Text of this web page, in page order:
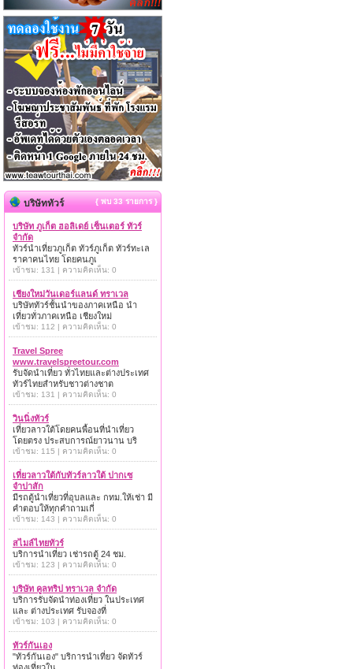
บริษัททัวร์ { พบ 33 รายการ }
บริษัท ภูเก็ต ฮอลิเดย์ เซ็นเตอร์ ทัวร์
จำกัด
ทัวร์นำเที่ยวภูเก็ต ทัวร์ภูเก็ต ทัวร์ทะเล
ราคาคนไทย โดยคนภูเ
เข้าชม: 131 | ความคิดเห็น: 0
เชียงใหม่วันเดอร์แลนด์ ทราเวล
บริษัททัวร์ชั้นนำของภาคเหนือ นำ
เที่ยวทั่วภาคเหนือ เชียงใหม่
เข้าชม: 112 | ความคิดเห็น: 0
Travel Spree
www.travelspreetour.com
รับจัดนำเที่ยว ทั่วไทยและต่างประเทศ
ทัวร์ไทยสำหรับชาวต่างชาต
เข้าชม: 131 | ความคิดเห็น: 0
วินนิ่งทัวร์
เที่ยวลาวใต้โดยคนพื้อนที่นำเที่ยว
โดยตรง ประสบการณ์ยาวนาน บริ
เข้าชม: 115 | ความคิดเห็น: 0
เที่ยวลาวใต้กับทัวร์ลาวใต้ ปากเซ
จำปาสัก
มีรถตู้นำเที่ยวที่อุบลและ กทม.ให้เช่า มี
คำตอบให้ทุกคำถามเกี่
เข้าชม: 143 | ความคิดเห็น: 0
สไมล์ไทยทัวร์
บริการนำเที่ยว เช่ารถตู้ 24 ชม.
เข้าชม: 123 | ความคิดเห็น: 0
บริษัท คูลทริป ทราเวล จำกัด
บริการรับจัดนำท่องเที่ยว ในประเทศ
และ ต่างประเทศ รับจองที่
เข้าชม: 103 | ความคิดเห็น: 0
ทัวร์กันเอง
"ทัวร์กันเอง" บริการนำเที่ยว จัดทัวร์